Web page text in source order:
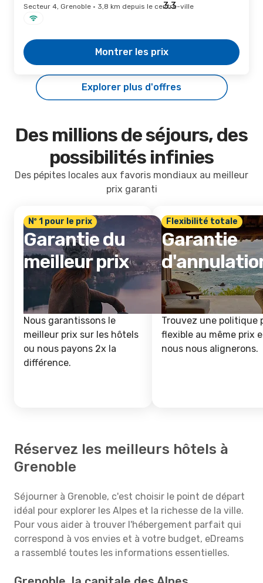
Secteur 4, Grenoble · 3,8 km depuis le centre-ville
Montrer les prix
Explorer plus d'offres
Des millions de séjours, des
possibilités infinies
Des pépites locales aux favoris mondiaux au meilleur
prix garanti
Nº 1 pour le prix
Garantie du
meilleur prix
Nous garantissons le
meilleur prix sur les hôtels
ou nous payons 2x la
différence.
Flexibilité totale
Garantie
Trouvez une politique
flexible au même prix
nous nous alignerons.
Réservez les meilleurs hôtels à
Grenoble
Séjourner à Grenoble, c'est choisir le point de départ
idéal pour explorer les Alpes et la richesse de la ville.
Pour vous aider à trouver l'hébergement parfait qui
correspond à vos envies et à votre budget, eDreams
a rassemblé toutes les informations essentielles.